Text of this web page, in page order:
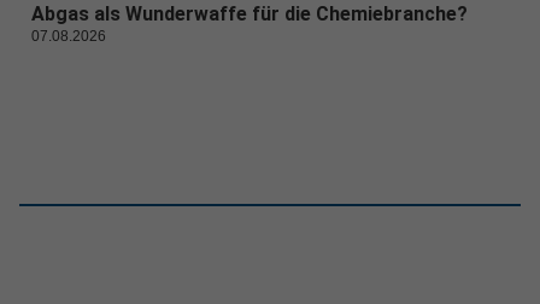
Abgas als Wunderwaffe für die Chemiebranche?
07.08.2026